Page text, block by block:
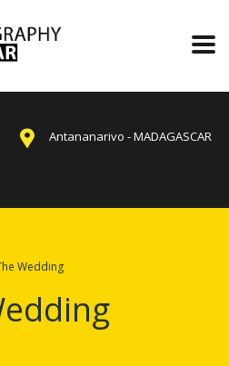
Antananarivo - MADAGASCAR
Wedding